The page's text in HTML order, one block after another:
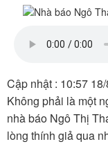
Văn học
Sân khấu
Thiếu nhi
Cập nhật : 10:57
Không phải là một
nhà báo Ngô Thị
lòng thính giả qua